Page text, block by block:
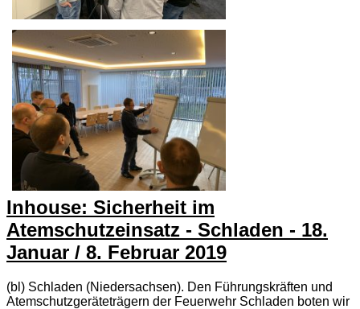
Inhouse: Sicherheit im
Atemschutzeinsatz - Schladen - 18.
Januar / 8. Februar 2019
(bl) Schladen (Niedersachsen). Den Führungskräften und
Atemschutzgeräteträgern der Feuerwehr Schladen boten wir